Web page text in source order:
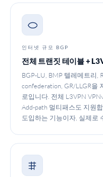
인터넷 규모 BGP
전체 트랜짓 테이블 +
BGP-LU, BMP 텔레메트리,
confederation, GR/LLGR을
로입니다. 전체 L3VPN
Add-path 멀티패스도 지원
도입하는 기능이자, 실제로